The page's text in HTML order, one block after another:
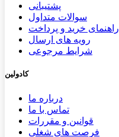
پشتیب​​انی
سوالات متداول
راهنمای خرید و پرداخت
رویه های ارسال
شرایط مرجوعی
کادولین
درباره ما
تماس با ما
قوانین و مقررات
فرصت های شغلی